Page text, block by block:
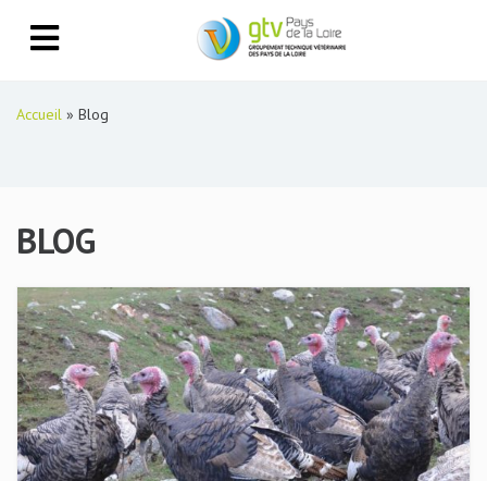
Accueil » Blog
BLOG